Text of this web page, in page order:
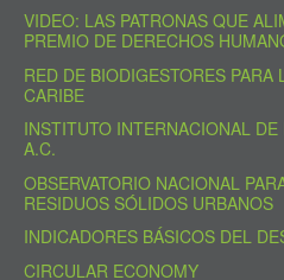
VIDEO: LAS PATRONAS QUE
PREMIO DE DERECHOS
RED DE BIODIGESTORES PARA
CARIBE
INSTITUTO INTERNACIONAL
A.C.
OBSERVATORIO NACIONAL
RESIDUOS SÓLIDOS URBANOS
INDICADORES BÁSICOS DEL
CIRCULAR ECONOMY